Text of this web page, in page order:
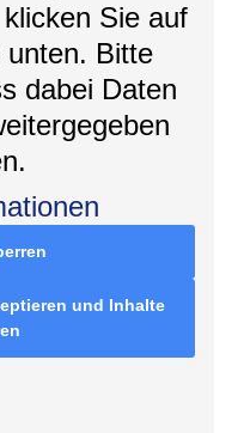
Sie auf
unten. Bitte
dabei Daten
und Inhalte